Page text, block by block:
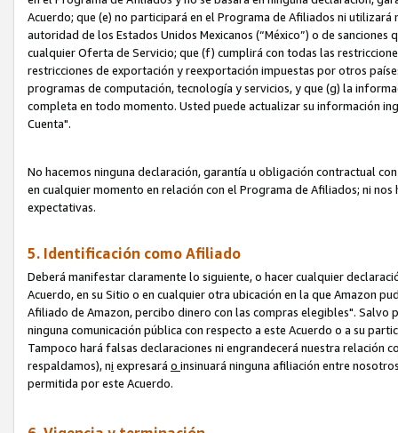
Acuerdo; que (e) no participará en el Programa de Afiliados ni
autoridad de los Estados Unidos Mexicanos (“México”) o de
cualquier Oferta de Servicio; que (f) cumplirá con todas las
restricciones de exportación y reexportación impuestas por otros
programas de computación, tecnología y servicios, y que (g) la
completa en todo momento. Usted puede actualizar su información
Cuenta".
No hacemos ninguna declaración, garantía u obligación contractual
en cualquier momento en relación con el Programa de Afiliados; ni
expectativas.
5. Identificación como Afiliado
Deberá manifestar claramente lo siguiente, o hacer cualquier
Acuerdo, en su Sitio o en cualquier otra ubicación en la que Amazon
Afiliado de Amazon, percibo dinero con las compras elegibles". Salvo
ninguna comunicación pública con respecto a este Acuerdo o a su
Tampoco hará falsas declaraciones ni engrandecerá nuestra relación
respaldamos), ni expresará o insinuará ninguna afiliación entre
permitida por este Acuerdo.